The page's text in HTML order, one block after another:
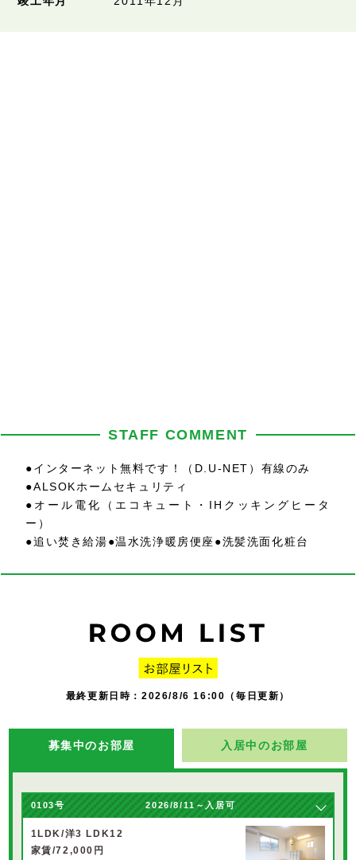
STAFF COMMENT
●インターネット無料です！（D.U-NET）有線のみ
●ALSOKホームセキュリティ
●オール電化（エコキュート・IHクッキングヒータ
ー）
●追い焚き給湯●温水洗浄暖房便座●洗髪洗面化粧台
最終更新日時：2026/8/6 16:00（毎日更新）
募集中のお部屋 入居中のお部屋
0103号 2026/8/11～入居可
1LDK/洋3 LDK12
家賃/72,000円